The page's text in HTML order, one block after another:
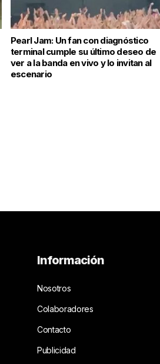
Pearl Jam: Un fan con diagnóstico
terminal cumple su último deseo de
ver a la banda en vivo y lo invitan al
escenario
Información
Nosotros
Colaboradores
Contacto
Publicidad